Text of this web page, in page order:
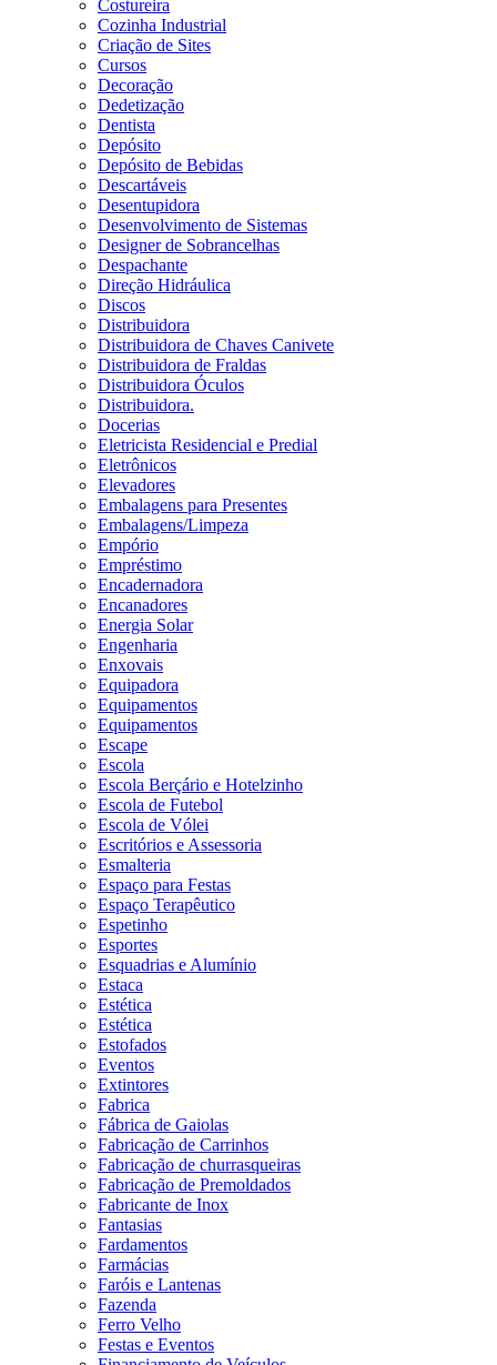
Costureira
Cozinha Industrial
Criação de Sites
Cursos
Decoração
Dedetização
Dentista
Depósito
Depósito de Bebidas
Descartáveis
Desentupidora
Desenvolvimento de Sistemas
Designer de Sobrancelhas
Despachante
Direção Hidráulica
Discos
Distribuidora
Distribuidora de Chaves Canivete
Distribuidora de Fraldas
Distribuidora Óculos
Distribuidora.
Docerias
Eletricista Residencial e Predial
Eletrônicos
Elevadores
Embalagens para Presentes
Embalagens/Limpeza
Empório
Empréstimo
Encadernadora
Encanadores
Energia Solar
Engenharia
Enxovais
Equipadora
Equipamentos
Equipamentos
Escape
Escola
Escola Berçário e Hotelzinho
Escola de Futebol
Escola de Vólei
Escritórios e Assessoria
Esmalteria
Espaço para Festas
Espaço Terapêutico
Espetinho
Esportes
Esquadrias e Alumínio
Estaca
Estética
Estética
Estofados
Eventos
Extintores
Fabrica
Fábrica de Gaiolas
Fabricação de Carrinhos
Fabricação de churrasqueiras
Fabricação de Premoldados
Fabricante de Inox
Fantasias
Fardamentos
Farmácias
Faróis e Lantenas
Fazenda
Ferro Velho
Festas e Eventos